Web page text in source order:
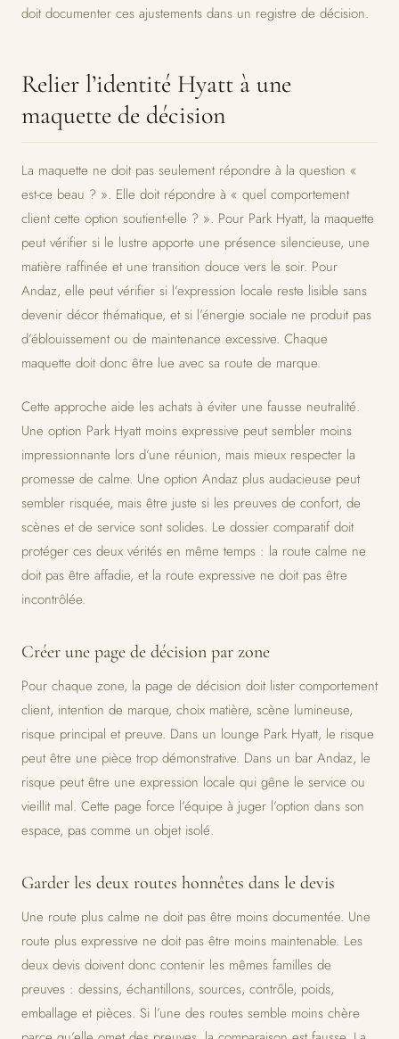
doit documenter ces ajustements dans un registre de décision.
Relier l’identité Hyatt à une
maquette de décision
La maquette ne doit pas seulement répondre à la question «
est-ce beau ? ». Elle doit répondre à « quel comportement
client cette option soutient-elle ? ». Pour Park Hyatt, la maquette
peut vérifier si le lustre apporte une présence silencieuse, une
matière raffinée et une transition douce vers le soir. Pour
Andaz, elle peut vérifier si l’expression locale reste lisible sans
devenir décor thématique, et si l’énergie sociale ne produit pas
d’éblouissement ou de maintenance excessive. Chaque
maquette doit donc être lue avec sa route de marque.
Cette approche aide les achats à éviter une fausse neutralité.
Une option Park Hyatt moins expressive peut sembler moins
impressionnante lors d’une réunion, mais mieux respecter la
promesse de calme. Une option Andaz plus audacieuse peut
sembler risquée, mais être juste si les preuves de confort, de
scènes et de service sont solides. Le dossier comparatif doit
protéger ces deux vérités en même temps : la route calme ne
doit pas être affadie, et la route expressive ne doit pas être
incontrôlée.
Créer une page de décision par zone
Pour chaque zone, la page de décision doit lister comportement
client, intention de marque, choix matière, scène lumineuse,
risque principal et preuve. Dans un lounge Park Hyatt, le risque
peut être une pièce trop démonstrative. Dans un bar Andaz, le
risque peut être une expression locale qui gêne le service ou
vieillit mal. Cette page force l’équipe à juger l’option dans son
espace, pas comme un objet isolé.
Garder les deux routes honnêtes dans le devis
Une route plus calme ne doit pas être moins documentée. Une
route plus expressive ne doit pas être moins maintenable. Les
deux devis doivent donc contenir les mêmes familles de
preuves : dessins, échantillons, sources, contrôle, poids,
emballage et pièces. Si l’une des routes semble moins chère